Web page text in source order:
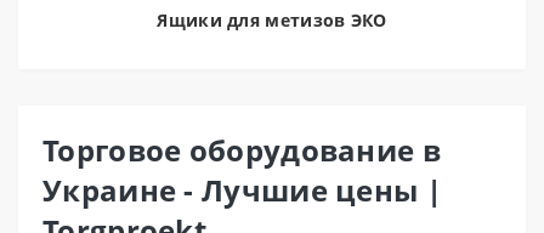
Ящики для метизов ЭКО
Торговое оборудование в
Украине - Лучшие цены |